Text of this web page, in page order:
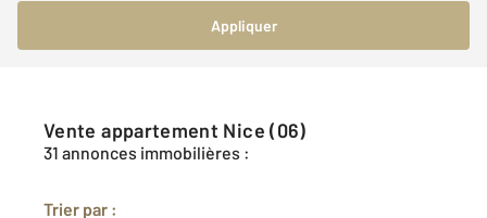
Appliquer
Vente appartement Nice (06)
31 annonces immobilières :
Trier par :